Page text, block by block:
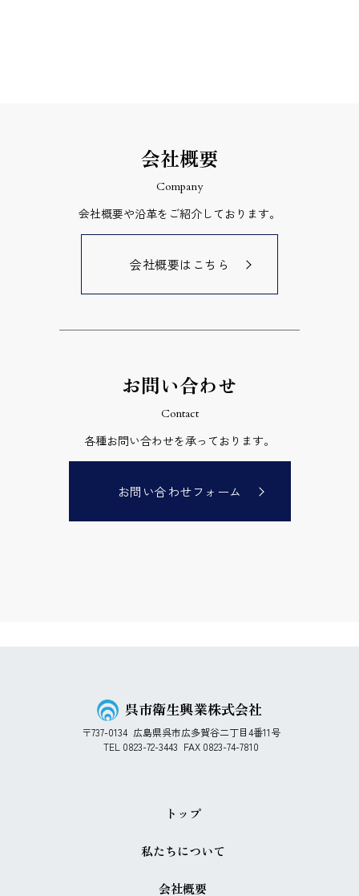
会社概要
Company
会社概要や沿革をご紹介しております。
会社概要はこちら
お問い合わせ
Contact
各種お問い合わせを承っております。
お問い合わせフォーム
呉市衛生興業株式会社
〒737-0134 広島県呉市広多賀谷二丁目4番11号
TEL 0823-72-3443 FAX 0823-74-7810
トップ
私たちについて
会社概要